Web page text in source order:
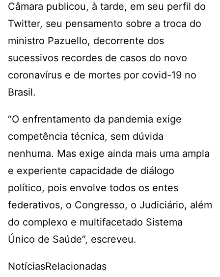
Câmara publicou, à tarde, em seu perfil do
Twitter, seu pensamento sobre a troca do
ministro Pazuello, decorrente dos
sucessivos recordes de casos do novo
coronavírus e de mortes por covid-19 no
Brasil.
“O enfrentamento da pandemia exige
competência técnica, sem dúvida
nenhuma. Mas exige ainda mais uma ampla
e experiente capacidade de diálogo
político, pois envolve todos os entes
federativos, o Congresso, o Judiciário, além
do complexo e multifacetado Sistema
Único de Saúde”, escreveu.
NotíciasRelacionadas